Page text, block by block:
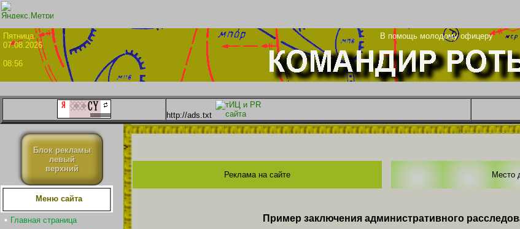
Пятница
В помощь молодому офицеру
07.08.2026
08:56
http://ads.txt
Блок рекламы
левый
верхний
Меню сайта
Главная страница
>
Реклама на сайте Место
Пример заключения административного